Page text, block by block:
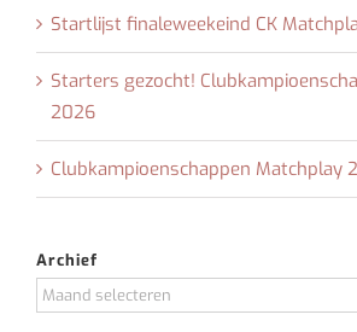
Startlijst finaleweekeind CK
Starters gezocht!
2026
Clubkampioenschappen Matchplay
Archief
Archief